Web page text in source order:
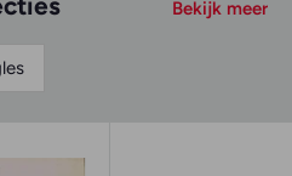
Bekijk meer